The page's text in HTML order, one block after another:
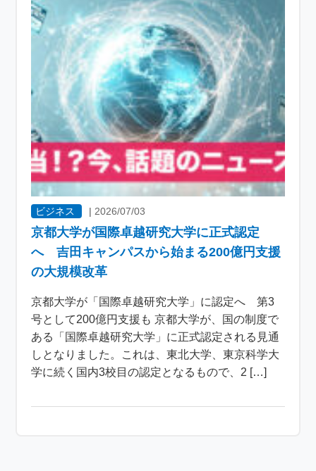
ビジネス |2026/07/03
京都大学が国際卓越研究大学に正式認定
へ 吉田キャンパスから始まる200億円支援
の大規模改革
京都大学が「国際卓越研究大学」に認定へ 第3
号として200億円支援も 京都大学が、国の制度で
ある「国際卓越研究大学」に正式認定される見通
しとなりました。これは、東北大学、東京科学大
学に続く国内3校目の認定となるもので、2 […]